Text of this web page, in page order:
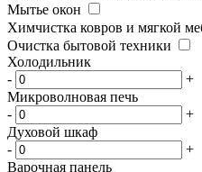
Мытье окон
Химчистка ковров и мягкой
Очистка бытовой техники
Холодильник
-
+
Микроволновая печь
-
+
Духовой шкаф
-
+
Варочная панель